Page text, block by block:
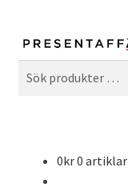
0kr0 artiklar